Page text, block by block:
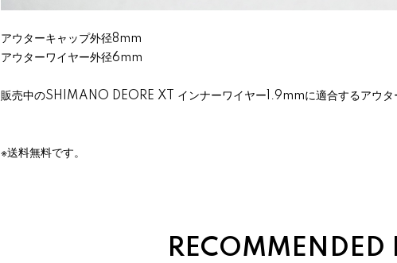
アウターキャップ外径8mm
アウターワイヤー外径6mm
販売中のSHIMANO DEORE XT インナーワイヤー1.9mmに適合するアウタ
※送料無料です。
RECOMMENDED